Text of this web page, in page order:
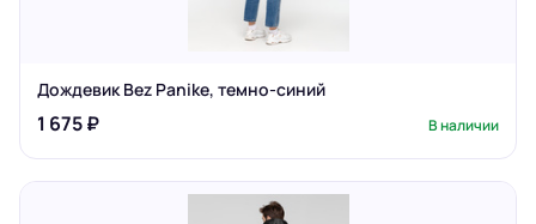
Дождевик Bez Panike, темно-синий
1 675 ₽ В наличии